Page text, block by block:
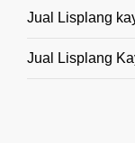
Jual Lisplang
Jual Lisplang